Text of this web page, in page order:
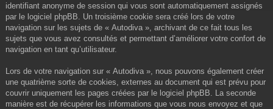
identifiant anonyme de session qui vous sont automatiquement assignés
par le logiciel phpBB. Un troisième cookie sera créé lors de votre
navigation sur les sujets de « Autodiva », archivant de ce fait tous les
sujets que vous avez consultés et permettant d’améliorer votre confort de
navigation en tant qu’utilisateur.
Lors de votre navigation sur « Autodiva », nous pouvons également créer
une quatrième sorte de cookies, externes au document qui est prévu pour
couvrir uniquement les pages créées par le logiciel phpBB. La seconde
manière est de récupérer les informations que vous nous envoyez et que